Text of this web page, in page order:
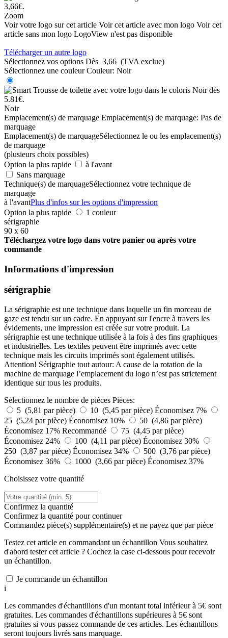
Zoom
Voir votre logo sur cet article Voir cet article avec mon logo Voir cet
article sans mon logo LogoView n'est pas disponible
Télécharger un autre logo
Sélectionnez vos options Dès 3,66 (TVA exclue)
Sélectionnez une couleur Couleur: Noir
Noir
Emplacement(s) de marquage Emplacement(s) de marquage: Pas de
marquage
Emplacement(s) de marquageSélectionnez le ou les emplacement(s)
de marquage
(plusieurs choix possibles)
Option la plus rapide
à l'avant
Sans marquage
Technique(s) de marquageSélectionnez votre technique de
marquage
à l'avantPlus d'infos sur les options d'impression
Option la plus rapide
1 couleur
sérigraphie
90 x 60
Téléchargez votre logo dans votre panier ou après votre
commande
Informations d'impression
sérigraphie
La sérigraphie est une technique dans laquelle un fin morceau de
gaze est tendu sur un cadre. En appuyant sur l'encre à travers les
évidements, une impression est créée sur votre produit. La
sérigraphie est une technique utilisée à la fois à des fins graphiques
et industrielles. Les textiles peuvent être imprimés avec cette
technique mais les circuits imprimés sont également utilisés.
Attention! Sérigraphie tout autour: A cause de la rotation de la
machine de marquage l’emplacement du logo n’est pas strictement
identique sur tous les produits.
Sélectionnez le nombre de pièces Pièces:
5 (5,81 par pièce)
10 (5,45 par pièce) Économisez 7%
25 (5,24 par pièce) Économisez 10%
50 (4,86 par pièce)
Économisez 17% Recommandé
75 (4,45 par pièce)
Économisez 24%
100 (4,11 par pièce) Économisez 30%
250 (3,87 par pièce) Économisez 34%
500 (3,76 par pièce)
Économisez 36%
1000 (3,66 par pièce) Économisez 37%
Choisissez votre quantité
Confirmez la quantité
Confirmez la quantité pour continuer
Commandez pièce(s) supplémentaire(s) et ne payez que par pièce
Testez cet article en commandant un échantillon Vous souhaitez
d'abord tester cet article ? Cochez la case ci-dessous pour recevoir
un échantillon.
Je commande un échantillon
i
Les commandes d'échantillons d'un montant total inférieur à 5€ sont
gratuites. Les commandes d'échantillons supérieures à 5€ sont
gratuites si vous passez commande de ces articles. Les échantillons
seront toujours livrés sans marquage.